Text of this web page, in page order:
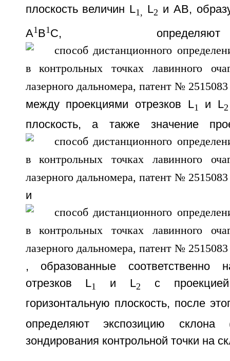
плоскость величин L1, L2 и АВ,
А1 В1 С,
между проекциями отрезков L1 и L2
плоскость, а также значение
и
, образованные соответственно
отрезков L1 и L2
с
горизонтальную плоскость, после
определяют экспозицию
зондирования контрольной точки на